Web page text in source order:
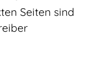
Seiten sind